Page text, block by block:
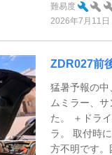
難易度
2026年7月11日
ZDR027前
猛暑予報の
ムミラー、
た。 ＋ドラ
ラ。 取付時
方不明です